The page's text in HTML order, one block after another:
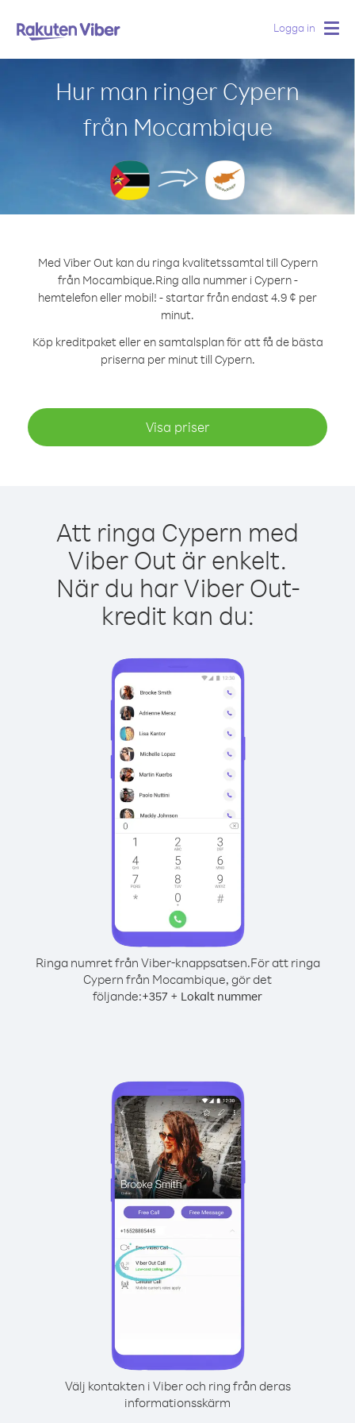
Logga in
Hur man ringer Cypern
från Mocambique
Med Viber Out kan du ringa kvalitetssamtal till Cypern
från Mocambique.Ring alla nummer i Cypern -
hemtelefon eller mobil! - startar från endast 4.9 ¢ per
minut.
Köp kreditpaket eller en samtalsplan för att få de bästa
priserna per minut till Cypern.
Visa priser
Att ringa Cypern med
Viber Out är enkelt.
När du har Viber Out-
kredit kan du:
Ringa numret från Viber-knappsatsen.För att ringa
Cypern från Mocambique, gör det
följande:+357 + Lokalt nummer
Välj kontakten i Viber och ring från deras
informationsskärm